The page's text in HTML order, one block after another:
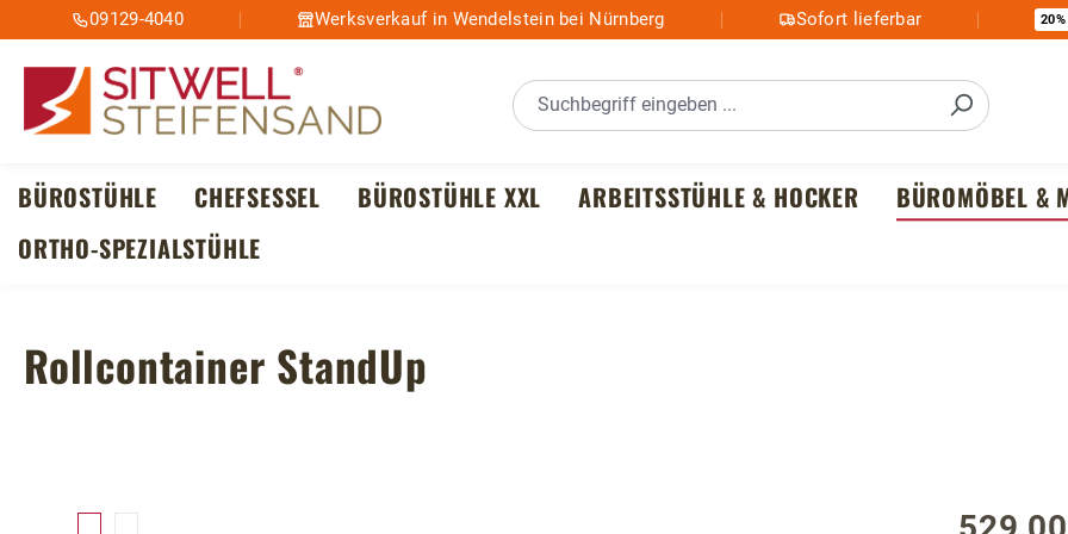
Hauptinhalt springen
Zur Suche springen
Zur Hauptnavigation springen
09129-4040 Werksverkauf in Wendelstein bei Nürnberg Sofort lieferbar 20%
BÜROSTÜHLE CHEFSESSEL BÜROSTÜHLE XXL ARBEITSSTÜHLE & HOCKER BÜROMÖBEL &
ORTHO-SPEZIALSTÜHLE
Rollcontainer StandUp
Regulärer